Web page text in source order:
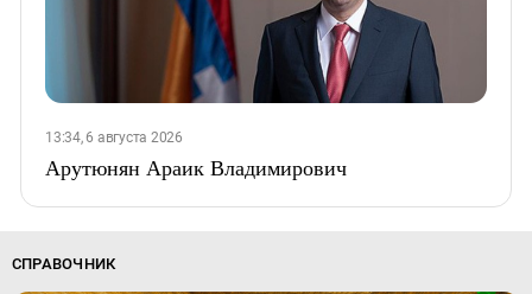
13:34, 6 августа 2026
Арутюнян Араик Владимирович
СПРАВОЧНИК